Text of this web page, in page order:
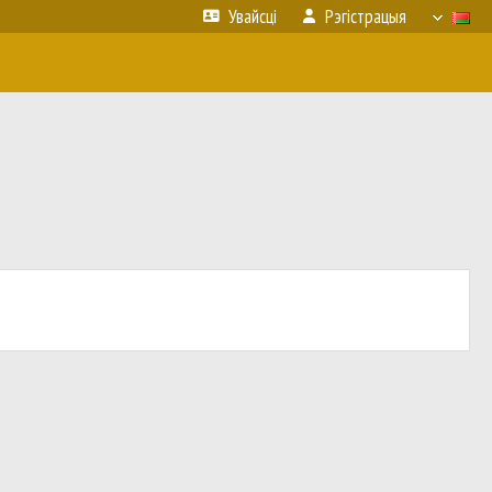
Увайсці Рэгістрацыя